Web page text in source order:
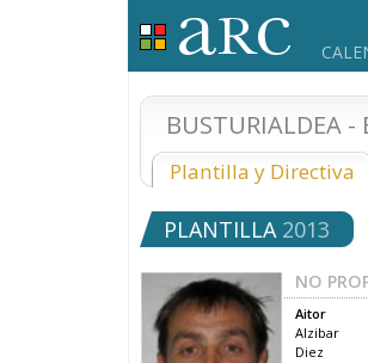
BUSTURIALDEA -
Plantilla y Directiva
PLANTILLA 2013
NO
Aitor
Alzibar
Diez